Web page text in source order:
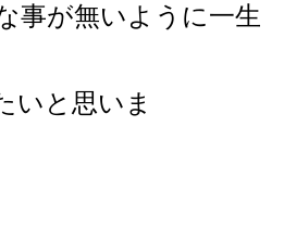
事が無いように一生
いと思いま